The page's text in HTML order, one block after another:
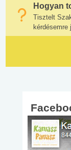
Hogyan
Tisztelt
kérdésemre